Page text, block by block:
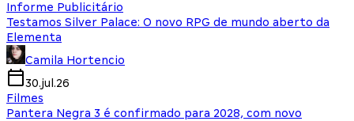
Informe Publicitário
Testamos Silver Palace: O novo RPG de mundo aberto da
Elementa
Camila Hortencio
30.jul.26
Filmes
Pantera Negra 3 é confirmado para 2028, com novo